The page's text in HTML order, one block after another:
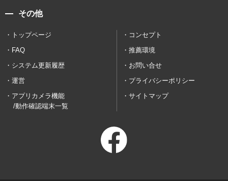
その他
トップページ
コンセプト
FAQ
推薦環境
システム更新履歴
お問い合せ
運営
プライバシーポリシー
アプリカメラ機能
/動作確認端末一覧
サイトマップ